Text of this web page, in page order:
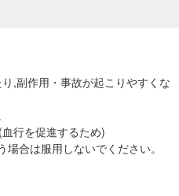
,副作用・事故が起こりやすくな
行を促進するため)
合は服用しないでください。